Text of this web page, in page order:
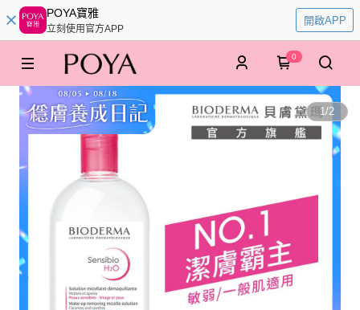
POYA寶雅
立刻使用官方APP
開啟APP
0
1/2